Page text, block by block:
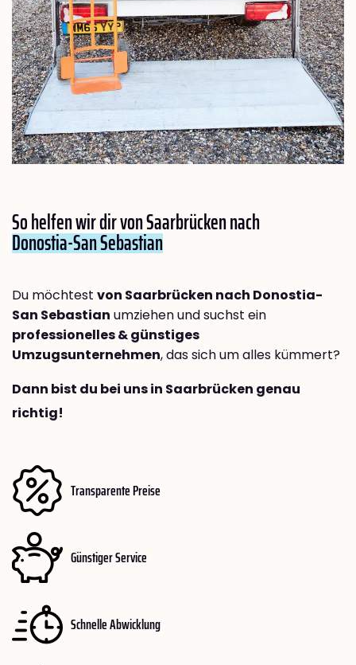
So helfen wir dir von Saarbrücken nach
Donostia-San Sebastian
Du möchtest von Saarbrücken nach Donostia-
San Sebastian umziehen und suchst ein
professionelles & günstiges
Umzugsunternehmen, das sich um alles kümmert?
Dann bist du bei uns in Saarbrücken genau
richtig!
Transparente Preise
Günstiger Service
Schnelle Abwicklung